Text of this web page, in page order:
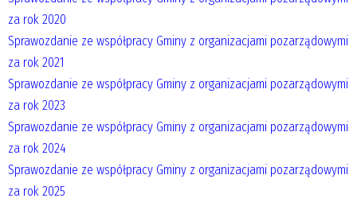
za rok 2020
Sprawozdanie ze współpracy Gminy z organizacjami pozarządowymi
za rok 2021
Sprawozdanie ze współpracy Gminy z organizacjami pozarządowymi
za rok 2023
Sprawozdanie ze współpracy Gminy z organizacjami pozarządowymi
za rok 2024
Sprawozdanie ze współpracy Gminy z organizacjami pozarządowymi
za rok 2025